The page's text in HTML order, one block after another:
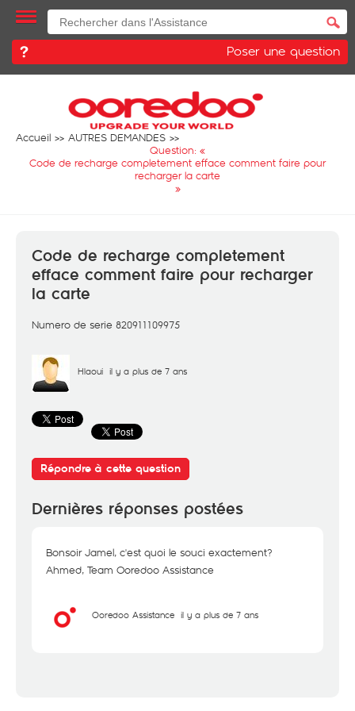
Poser une question
Accueil
AUTRES DEMANDES
Question: «
Code de recharge completement efface comment faire pour
recharger la carte
»
Code de recharge completement
efface comment faire pour recharger
la carte
Numero de serie 820911109975
Hlaoui il y a plus de 7 ans
Répondre à cette question
Dernières réponses postées
Bonsoir Jamel, c'est quoi le souci exactement?
Ahmed, Team Ooredoo Assistance
Ooredoo Assistance il y a plus de 7 ans